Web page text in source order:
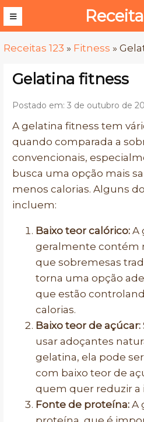
Receitas 123 » Fitness »
Gelatina fitness
Postado em: 3 de outubro de
A gelatina fitness tem
quando comparada a
convencionais,
busca uma opção mais
menos calorias. Alguns
incluem:
Baixo teor calórico: A
geralmente contém
que sobremesas
torna uma opção
que estão
calorias.
Baixo teor de açúcar:
usar adoçantes
gelatina, ela pode
com baixo teor de
quem quer reduzir a
Fonte de proteína: A